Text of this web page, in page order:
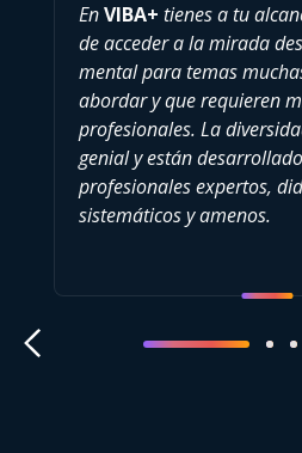
EnVIBA+ tienes a tu
de acceder a la mirada
mental para temas
abordar y que requieren
profesionales. La
genial y están
profesionales expertos,
sistemáticos y amenos.